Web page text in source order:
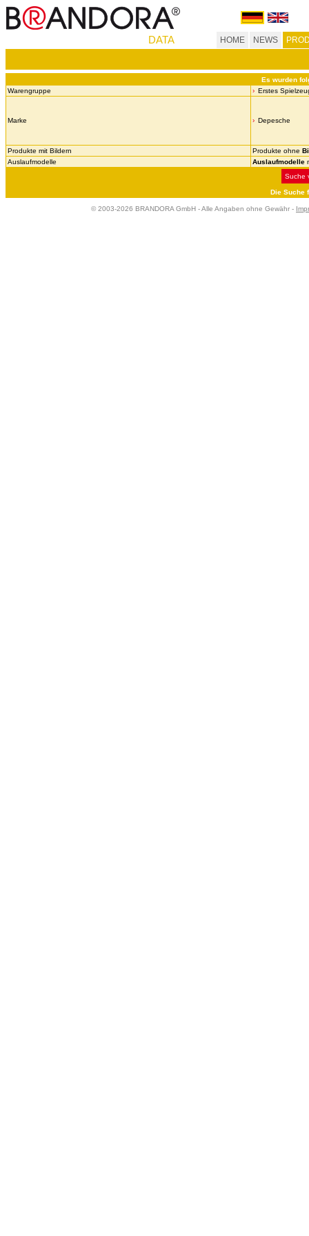
DATA HOME NEWS
Es wurden
Warengruppe
Erstes
Marke Depesche
Produkte mit Bildern Produkte ohne
Auslaufmodelle
Auslaufmodelle
Suche
Die Suche
© 2003-2026 BRANDORA GmbH - Alle Angaben ohne Gewähr -